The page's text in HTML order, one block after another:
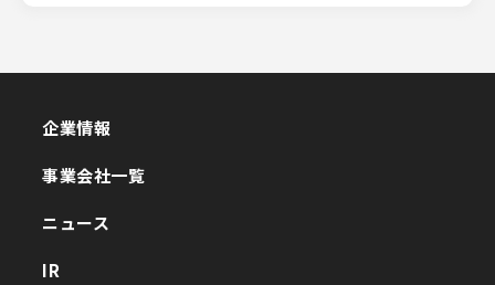
企業情報
事業会社一覧
ニュース
IR